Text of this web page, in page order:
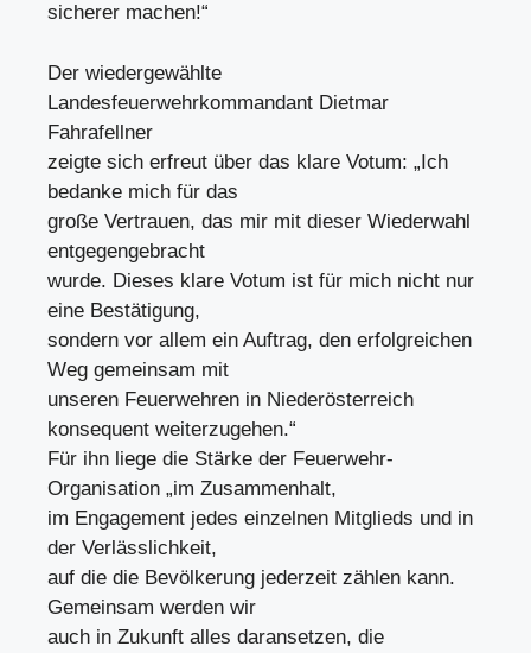
sicherer machen!“
Der wiedergewählte
Landesfeuerwehrkommandant Dietmar
Fahrafellner
zeigte sich erfreut über das klare Votum: „Ich
bedanke mich für das
große Vertrauen, das mir mit dieser Wiederwahl
entgegengebracht
wurde. Dieses klare Votum ist für mich nicht nur
eine Bestätigung,
sondern vor allem ein Auftrag, den erfolgreichen
Weg gemeinsam mit
unseren Feuerwehren in Niederösterreich
konsequent weiterzugehen.“
Für ihn liege die Stärke der Feuerwehr-
Organisation „im Zusammenhalt,
im Engagement jedes einzelnen Mitglieds und in
der Verlässlichkeit,
auf die die Bevölkerung jederzeit zählen kann.
Gemeinsam werden wir
auch in Zukunft alles daransetzen, die